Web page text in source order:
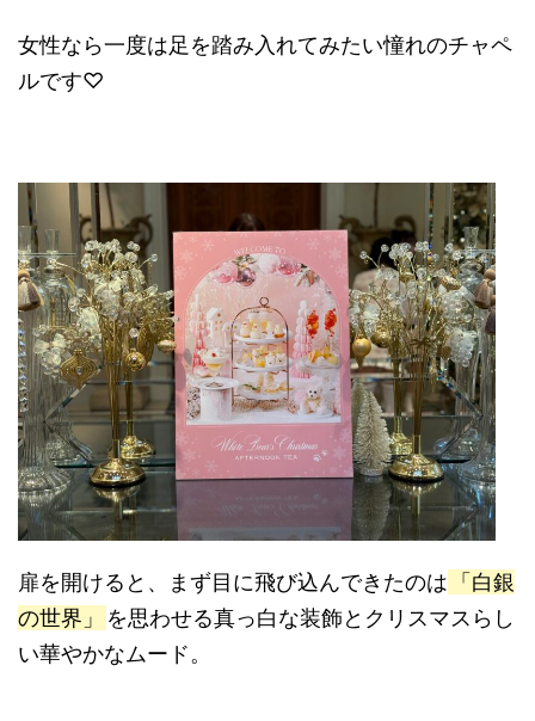
女性なら一度は足を踏み入れてみたい憧れのチャペ
ルです♡
扉を開けると、まず目に飛び込んできたのは
「白銀
の世界」
を思わせる真っ白な装飾とクリスマスらし
い華やかなムード。